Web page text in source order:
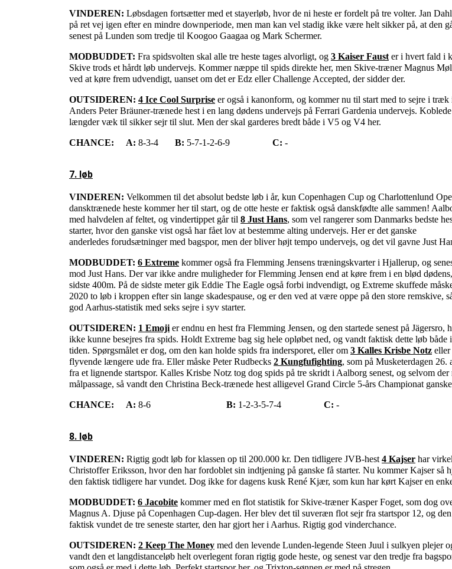
VINDEREN: Løbsdagen fortsætter med et stayerløb, hvor de ni heste er fordelt på tre volter. Jan
på ret vej igen efter en mindre downperiode, men man kan vel stadig ikke være helt sikker på, at den
senest på Lunden som tredje til Koogoo Gaagaa og Mark Schermer.
MODBUDDET: Fra spidsvolten skal alle tre heste tages alvorligt, og 3 Kaiser Fauster i hvert fald i
Skive trods et hårdt løb undervejs. Kommer næppe til spids direkte her, men Skive-træner Magnus
ved at køre frem udvendigt, uanset om det er Edz eller Challenge Accepted, der sidder der.
OUTSIDEREN: 4 Ice Cool Surprise er også i kanonform, og kommer nu til start med to sejre i træk
Anders Peter Bräuner-trænede hest i en lang dødens undervejs på Ferrari Gardenia undervejs.
længder væk til sikker sejr til slut. Men der skal garderes bredt både i V5 og V4 her.
CHANCE: A: 8-3-4 B: 5-7-1-2-6-9 C: -
7. løb
VINDEREN: Velkommen til det absolut bedste løb i år, kun Copenhagen Cup og Charlottenlund
dansktrænede heste kommer her til start, og de otte heste er faktisk også danskfødte alle sammen!
med halvdelen af feltet, og vindertippet går til 8 Just Hans, som vel rangerer som Danmarks bedste
starter, hvor den ganske vist også har fået lov at bestemme alting undervejs. Her er det ganske
anderledes forudsætninger med bagspor, men der bliver højt tempo undervejs, og det vil gavne Just
MODBUDDET: 6 Extreme kommer også fra Flemming Jensens træningskvarter i Hjallerup, og
mod Just Hans. Der var ikke andre muligheder for Flemming Jensen end at køre frem i en blød
sidste 400m. På de sidste meter gik Eddie The Eagle også forbi indvendigt, og Extreme skuffede
2020 to løb i kroppen efter sin lange skadespause, og er den ved at være oppe på den store remskive,
god Aarhus-statistik med seks sejre i syv starter.
OUTSIDEREN: 1 Emojier endnu en hest fra Flemming Jensen, og den startede senest på
ikke kunne besejres fra spids. Holdt Extreme bag sig hele opløbet ned, og vandt faktisk dette løb
tiden. Spørgsmålet er dog, om den kan holde spids fra indersporet, eller om 3 Kalles Krisbe Notz eller
flyvende længere ude fra. Eller måske Peter Rudbecks 2 Kungfufighting, som på Musketerdagen
fra et lignende startspor. Kalles Krisbe Notz tog dog spids på tre skridt i Aalborg senest, og selvom
målpassage, så vandt den Christina Beck-trænede hest alligevel Grand Circle 5-års Championat
CHANCE: A: 8-6 B: 1-2-3-5-7-4 C: -
8. løb
VINDEREN: Rigtig godt løb for klassen op til 200.000 kr. Den tidligere JVB-hest4 Kajser har
Christoffer Eriksson, hvor den har fordoblet sin indtjening på ganske få starter. Nu kommer Kajser så
den faktisk tidligere har vundet. Dog ikke for dagens kusk René Kjær, som kun har kørt Kajser en
MODBUDDET: 6 Jacobite kommer med en flot statistik for Skive-træner Kasper Foget, som dog
Magnus A. Djuse på Copenhagen Cup-dagen. Her blev det til suveræn flot sejr fra startspor 12, og
faktisk vundet de tre seneste starter, den har gjort her i Aarhus. Rigtig god vinderchance.
OUTSIDEREN: 2 Keep The Money med den levende Lunden-legende Steen Juul i sulkyen plejer
vandt den et langdistanceløb helt overlegent foran rigtig gode heste, og senest var den tredje fra